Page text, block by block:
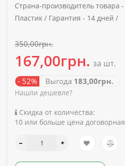
Страна-производитель товара -
Пластик / Гарантия - 14 дней /
350,00грн.
167,00грн. за шт.
- 52% Выгода 183,00грн.
Нашли дешевле?
Скидка от количества:
10 или больше цена договорная